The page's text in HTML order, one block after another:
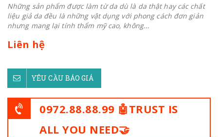
Những sản phẩm được làm từ da dù là da thật hay các chất
liệu giả da đều là những vật dụng với phong cách đơn giản
nhưng mang lại tính thẩm mỹ cao, không...
Liên hệ
YÊU CẦU BÁO GIÁ
0972.88.88.99 🤖TRUST IS
ALL YOU NEED🤝